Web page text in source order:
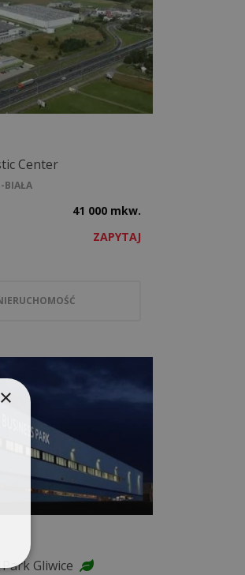
Center
BIAŁA
41 000 mkw.
ZAPYTAJ
Gliwice
×